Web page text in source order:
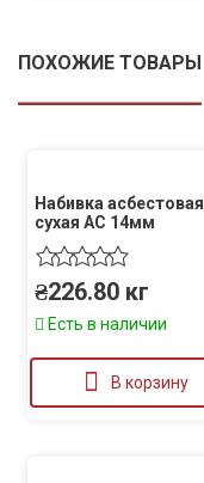
ПОХОЖИЕ ТОВАРЫ
Набивка асбестовая
сухая АС 14мм
₴226.80 кг
Есть в наличии
В корзину